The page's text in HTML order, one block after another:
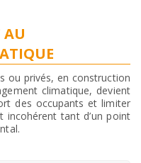
AU
ou privés, en construction
climatique, devient
des occupants et limiter
tant d’un point